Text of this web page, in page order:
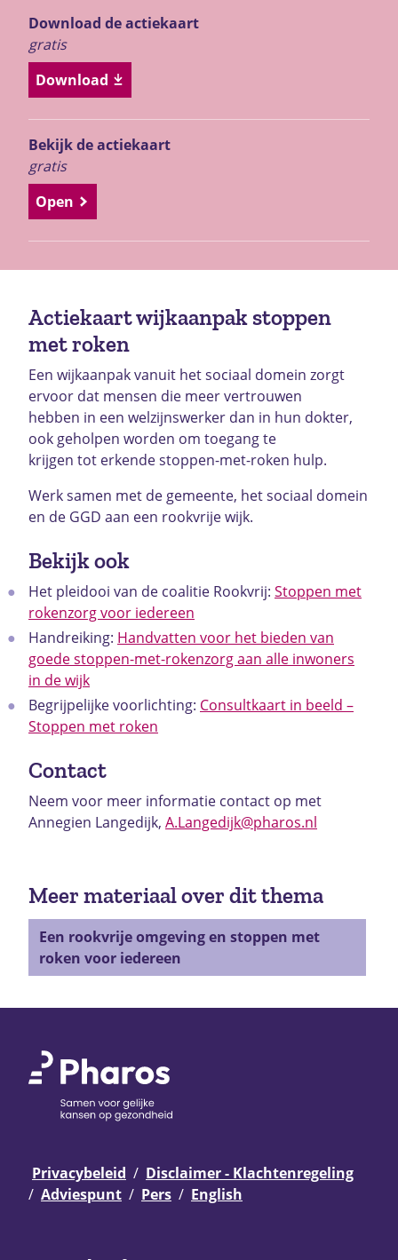
Download de actiekaart
gratis
Download
Bekijk de actiekaart
gratis
Open
Actiekaart wijkaanpak stoppen
met roken
Een wijkaanpak vanuit het sociaal domein zorgt
ervoor dat mensen die meer vertrouwen
hebben in een welzijnswerker dan in hun dokter,
ook geholpen worden om toegang te
krijgen tot erkende stoppen-met-roken hulp.
Werk samen met de gemeente, het sociaal domein
en de GGD aan een rookvrije wijk.
Bekijk ook
Het pleidooi van de coalitie Rookvrij: Stoppen met
rokenzorg voor iedereen
Handreiking: Handvatten voor het bieden van
goede stoppen-met-rokenzorg aan alle inwoners
in de wijk
Begrijpelijke voorlichting: Consultkaart in beeld –
Stoppen met roken
Contact
Neem voor meer informatie contact op met
Annegien Langedijk, A.Langedijk@pharos.nl
Meer materiaal over dit thema
Een rookvrije omgeving en stoppen met
roken voor iedereen
Privacybeleid
Disclaimer - Klachtenregeling
Adviespunt
Pers English